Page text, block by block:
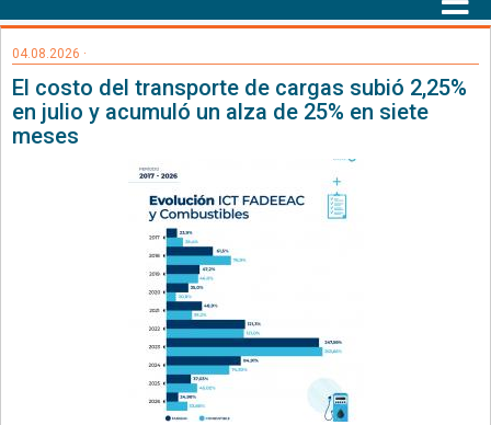
04.08.2026 ·
El costo del transporte de cargas subió 2,25%
en julio y acumuló un alza de 25% en siete
meses